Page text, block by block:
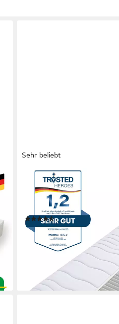
Sehr beliebt
Komfortschaummatratze
in 90x200 cm und weiteren
Höhen 14 oder 22 cm !
(2685)
ab 83,64 € UVP149,00 €
-44%
lieferbar - in 4-5 Werktagen bei